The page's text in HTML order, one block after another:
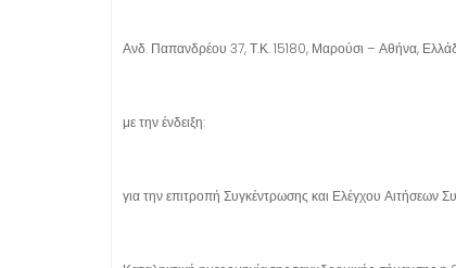
Ανδ. Παπανδρέου 37, Τ.Κ. 15180, Μαρούσι – Αθήνα,
με την ένδειξη:
για την επιτροπή Συγκέντρωσης και Ελέγχου Αιτήσεων